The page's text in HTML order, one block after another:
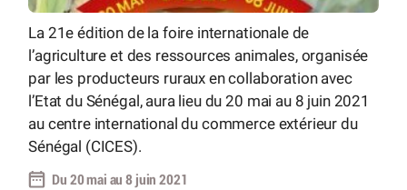
La 21e édition de la foire internationale de
l’agriculture et des ressources animales, organisée
par les producteurs ruraux en collaboration avec
l’Etat du Sénégal, aura lieu du 20 mai au 8 juin 2021
au centre international du commerce extérieur du
Sénégal (CICES).
Du 20 mai au 8 juin 2021